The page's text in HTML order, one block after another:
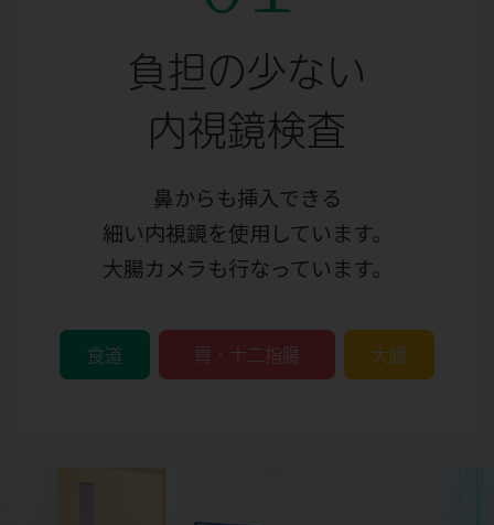
負担の少ない
内視鏡検査
鼻からも挿入できる
細い内視鏡を使用しています。
大腸カメラも行なっています。
食道 胃・十二指腸 大腸